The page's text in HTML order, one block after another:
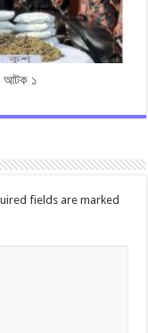
আটক ১
fields are marked